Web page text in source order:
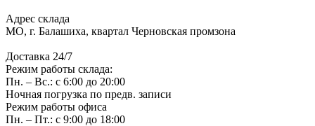
Адрес склада
МО, г. Балашиха, квартал Черновская промзона
Доставка 24/7
Режим работы склада:
Пн. – Вс.: с 6:00 до 20:00
Ночная погрузка по предв. записи
Режим работы офиса
Пн. – Пт.: с 9:00 до 18:00